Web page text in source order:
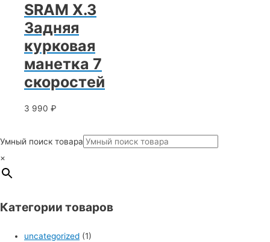
SRAM X.3
Задняя
курковая
манетка 7
скоростей
3 990 ₽
Умный поиск товара
×
Категории товаров
uncategorized (1)